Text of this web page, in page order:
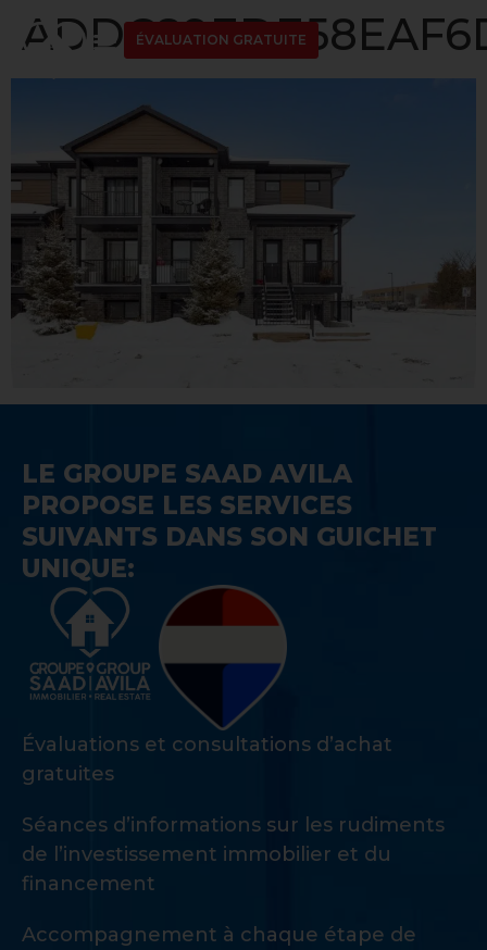
ÉVALUATION GRATUITE
LE GROUPE SAAD AVILA
PROPOSE LES SERVICES
SUIVANTS DANS SON GUICHET
UNIQUE:
Évaluations et consultations d’achat
gratuites
Séances d’informations sur les rudiments
de l’investissement immobilier et du
financement
Accompagnement à chaque étape de